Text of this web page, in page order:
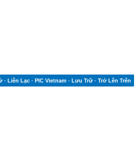
- Liên Lạc - PIC Vietnam - Lưu Trữ - Trở Lên Trên